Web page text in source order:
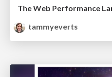
tammyeverts